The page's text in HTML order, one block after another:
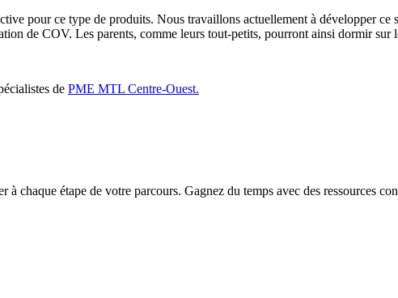
pour ce type de produits. Nous travaillons actuellement à développer
de COV. Les parents, comme leurs tout-petits, pourront ainsi dormir
de PME MTL Centre-Ouest.
chaque étape de votre parcours. Gagnez du temps avec des ressources